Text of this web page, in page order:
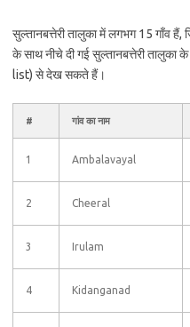
सुल्तानबत्तेरी तालुका में लगभग 15 गाँव
के साथ नीचे दी गई सुल्तानबत्तेरी
list) से देख सकते हैं।
# गांव का नाम
1 Ambalavayal
2 Cheeral
3 Irulam
4 Kidanganad